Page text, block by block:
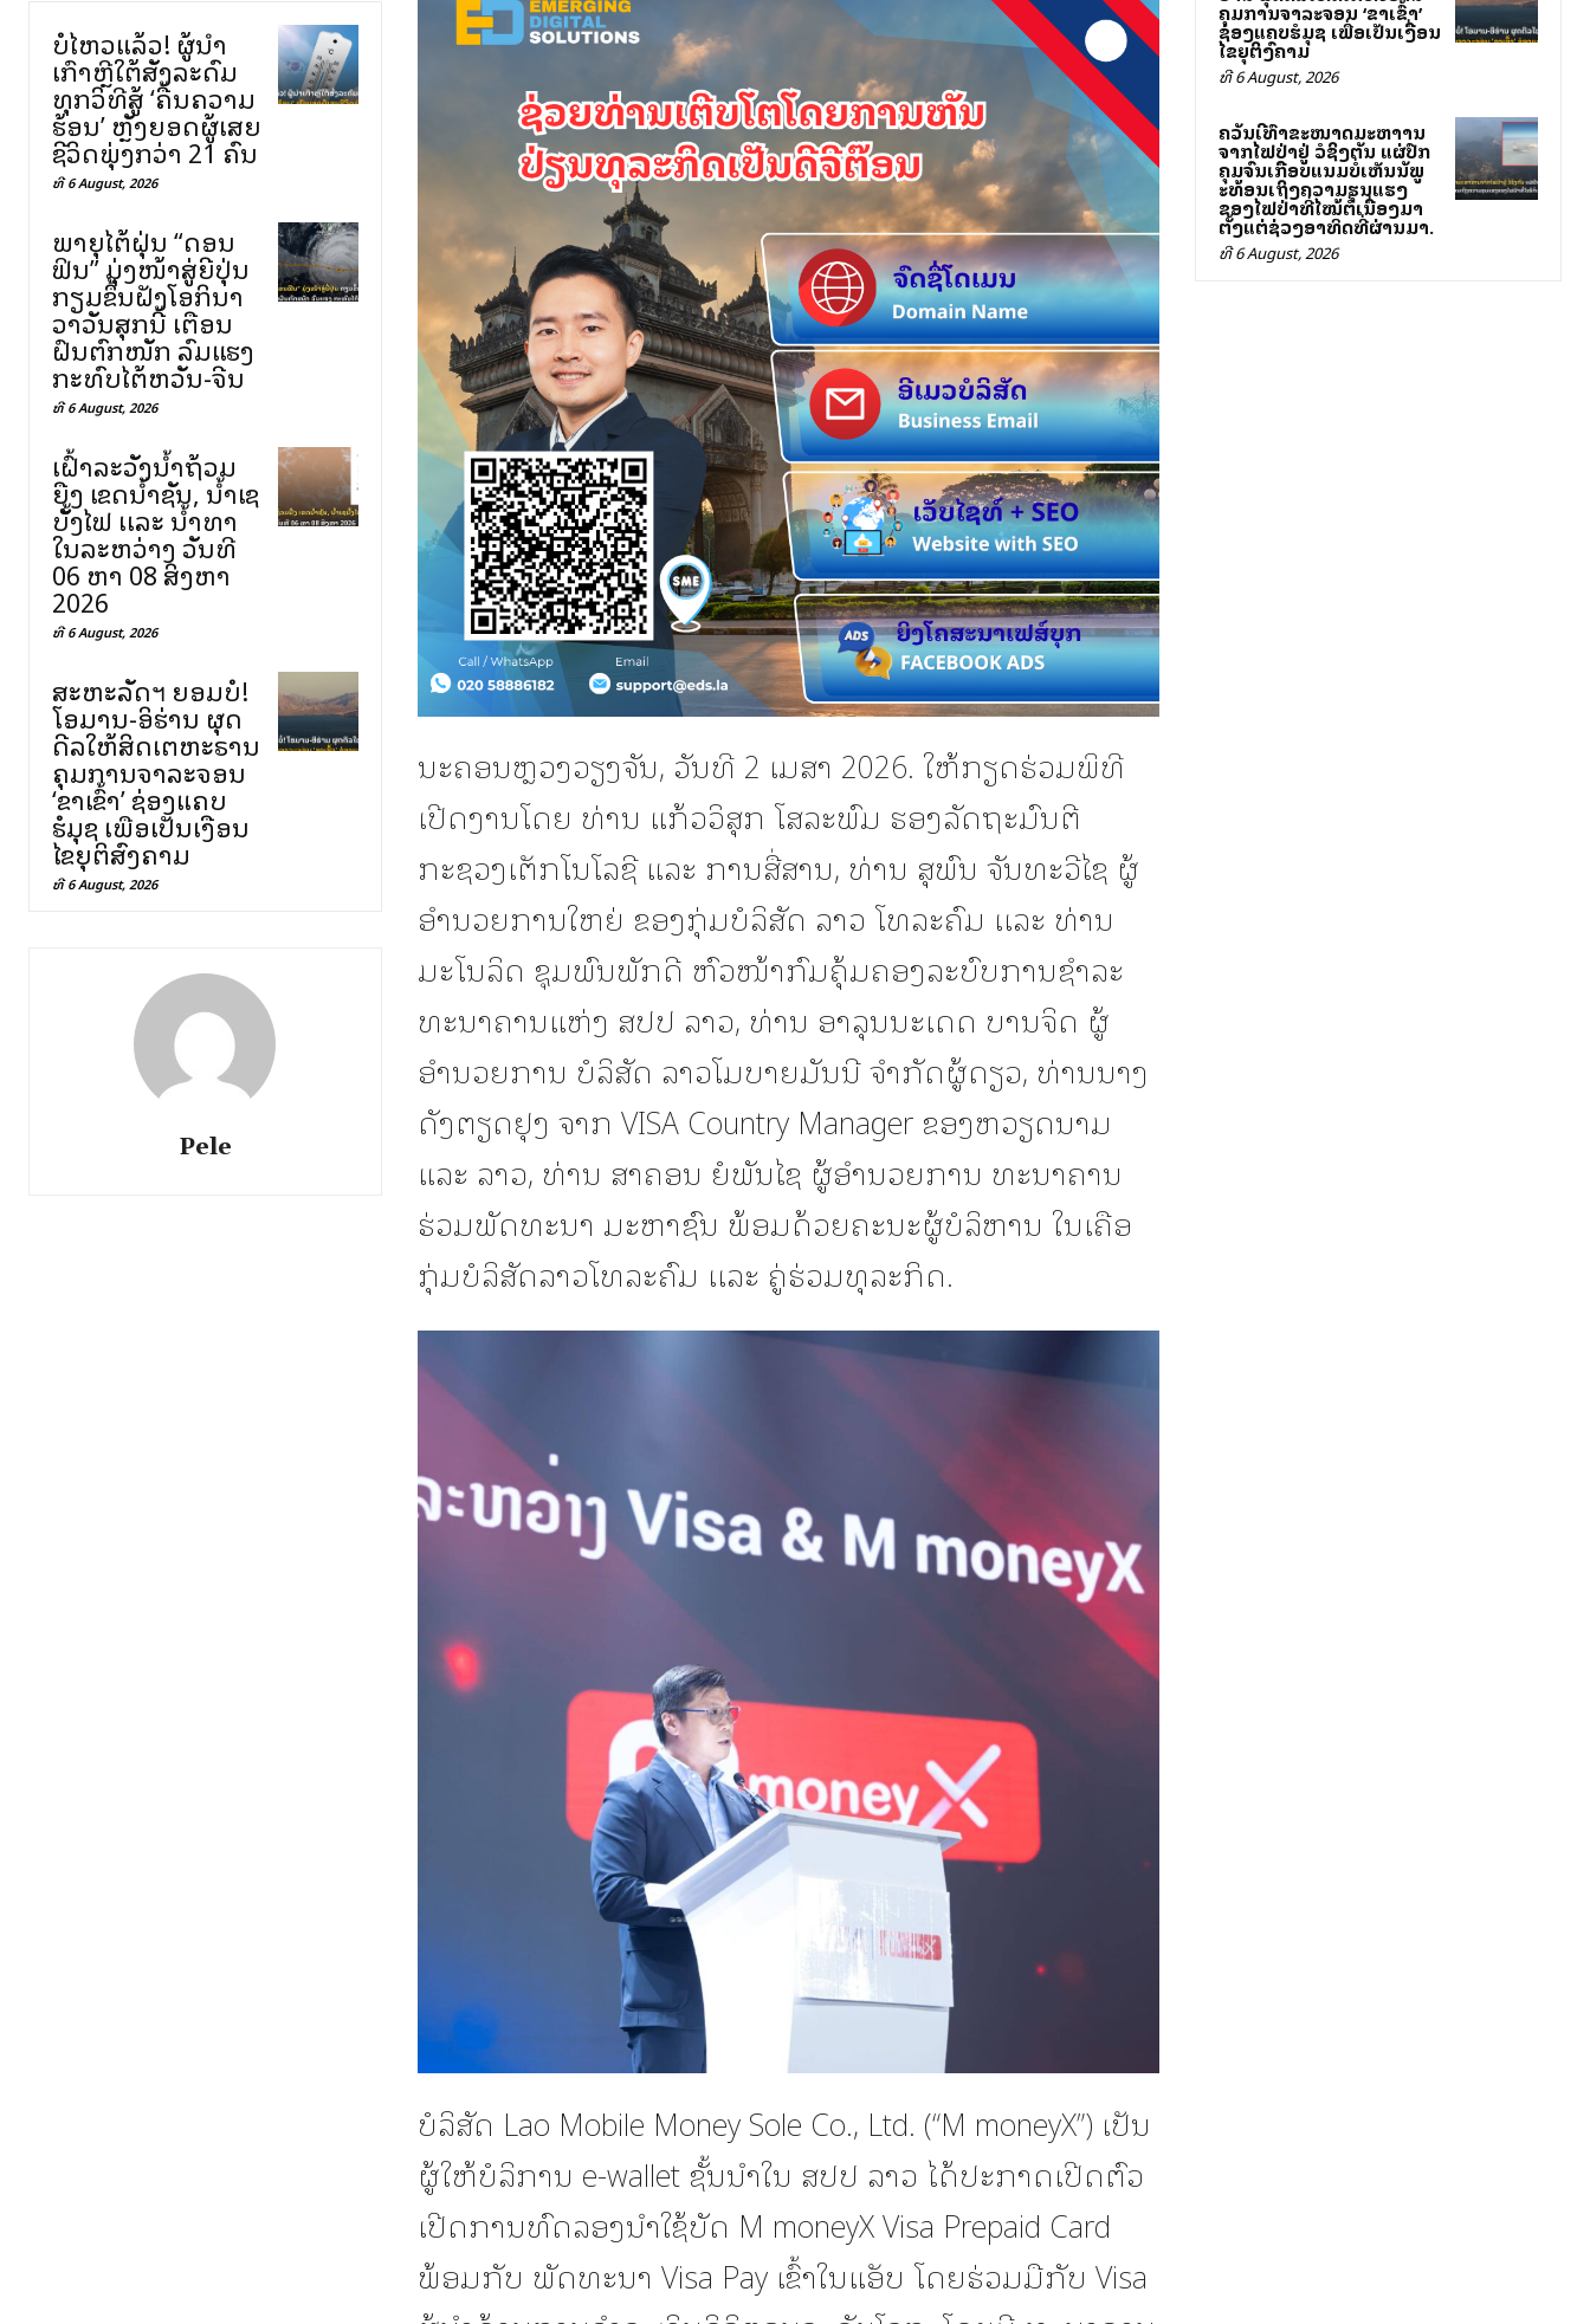
ບໍ່ໄຫວແລ້ວ! ຜູ້ນຳ
ເກົາຫຼີໃຕ້ສັ່ງລະດົມ
ທຸກວິທີສູ້ ‘ຄື້ນຄວາມ
ຮ້ອນ’ ຫຼັງຍອດຜູ້ເສຍ
ຊີວິດພຸ່ງກວ່າ 21 ຄົນ
ທີ 6 August, 2026
ພາຍຸໄຕ້ຝຸ່ນ “ດອນ
ຟິນ” ມຸ່ງໜ້າສູ່ຍີ່ປຸ່ນ
ກຽມຂຶ້ນຝັ່ງໂອກິນາ
ວາວັນສຸກນີ້ ເຕືອນ
ຝົນຕົກໜັກ ລົມແຮງ
ກະທົບໄຕ້ຫວັນ-ຈີນ
ທີ 6 August, 2026
ເຝົ້າລະວັງນໍ້າຖ້ວມ
ຍື່ງ ເຂດນໍ້າຊັນ, ນໍ້າເຊ
ບັັ້ງໄຟ ເເລະ ນໍ້າທາ
ໃນລະຫວ່າງ ວັນທີ
06 ຫາ 08 ສິງຫາ
2026
ທີ 6 August, 2026
ສະຫະລັດฯ ຍອມບໍ່!
ໂອມານ-ອິຮ່ານ ຜຸດ
ດີລໃຫ້ສິດເຕຫະຣານ
ຄຸມການຈາລະຈອນ
‘ຂາເຂົ້າ’ ຊ່ອງແຄບ
ຮໍມຸຊ ເພື່ອເປັນເງື່ອນ
ໄຂຍຸຕິສົງຄາມ
ທີ 6 August, 2026
Pele
ນະຄອນຫຼວງວຽງຈັນ, ວັນທີ 2 ເມສາ 2026. ໃຫ້ກຽດຮ່ວມພິທີ
ເປີດງານໂດຍ ທ່ານ ແກ້ວວິສຸກ ໂສລະພົມ ຮອງລັດຖະມົນຕີ
ກະຊວງເຕັກໂນໂລຊີ ແລະ ການສື່ສານ, ທ່ານ ສຸພົນ ຈັນທະວີໄຊ ຜູ້
ອຳນວຍການໃຫຍ່ ຂອງກຸ່ມບໍລິສັດ ລາວ ໂທລະຄົມ ເເລະ ທ່ານ
ມະໂນລິດ ຊຸມພົນພັກດີ ຫົວໜ້າກົມຄຸ້ມຄອງລະບົບການຊຳລະ
ທະນາຄານແຫ່ງ ສປປ ລາວ, ທ່ານ ອາລຸນນະເດດ ບານຈິດ ຜູ້
ອໍານວຍການ ບໍລິສັດ ລາວໂມບາຍມັນນີ ຈໍາກັດຜູ້ດຽວ, ທ່ານນາງ
ດັງຕຽດຢຸງ ຈາກ VISA Country Manager ຂອງຫວຽດນາມ
ແລະ ລາວ, ທ່ານ ສາຄອນ ຍໍພັນໄຊ ຜູ້ອຳນວຍການ ທະນາຄານ
ຮ່ວມພັດທະນາ ມະຫາຊົນ ພ້ອມດ້ວຍຄະນະຜູ້ບໍລິຫານ ໃນເຄືອ
ກຸ່ມບໍລິສັດລາວໂທລະຄົມ ເເລະ ຄູ່ຮ່ວມທຸລະກິດ.
ບໍລິສັດ Lao Mobile Money Sole Co., Ltd. (“M moneyX”) ເປັນ
ຜູ້ໃຫ້ບໍລິການ e-wallet ຊັ້ນນຳໃນ ສປປ ລາວ ໄດ້ປະກາດເປີດຕົວ
ເປີດການທົດລອງນໍາໃຊ້ບັດ M moneyX Visa Prepaid Card
ພ້ອມກັບ ພັດທະນາ Visa Pay ເຂົ້າໃນແອັບ ໂດຍຮ່ວມມືກັບ Visa
ຄຸມການຈາລະຈອນ ‘ຂາເຂົ້າ’
ຊ່ອງແຄບຮໍມຸຊ ເພື່ອເປັນເງື່ອນ
ໄຂຍຸຕິສົງຄາມ
ທີ 6 August, 2026
ຄວັນສີເທົາຂະໜາດມະຫາສານ
ຈາກໄຟປ່າຢູ່ ວໍຊິງຕັນ ແຜ່ປົກ
ຄຸມຈົນເກືອບແນມບໍ່ເຫັນສັນພູ
ສະທ້ອນເຖິງຄວາມຮຸນແຮງ
ຂອງໄຟປ່າທີ່ໄໝ້ຕໍ່ເນື່ອງມາ
ຕັ້ງແຕ່ຊ່ວງອາທິດທີ່ຜ່ານມາ.
ທີ 6 August, 2026